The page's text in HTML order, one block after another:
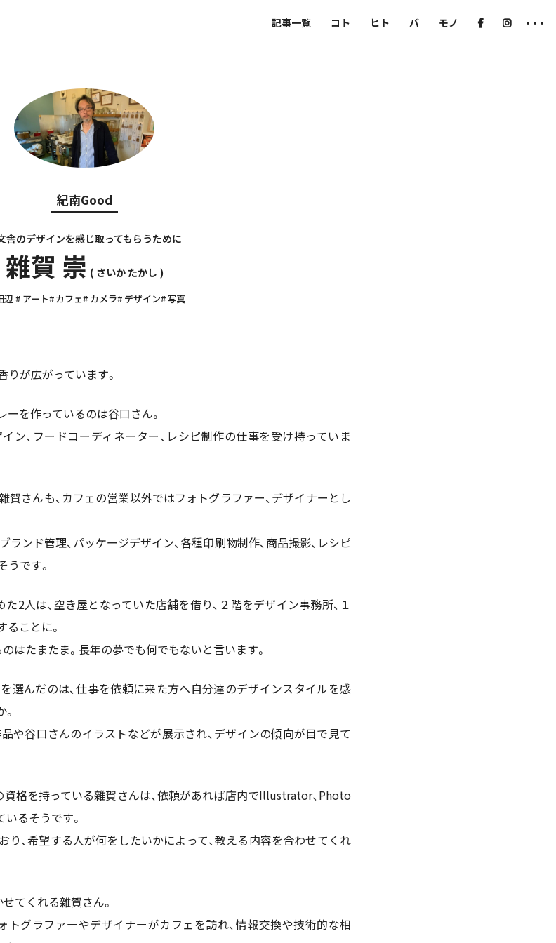
記事一覧 コト ヒト バ モノ
紀南Good
舎のデザインを感じ取ってもらうために
雜賀 崇 さいか たかし
辺 アート カフェ カメラ デザイン 写真
が広がっています。
を作っているのは谷口さん。
ン、フードコーディネーター、レシピ制作の仕事を受け持っていま
さんも、カフェの営業以外ではフォトグラファー、デザイナーとし
ンド管理、パッケージデザイン、各種印刷物制作、商品撮影、レシピ
です。
2人は、空き屋となっていた店舗を借り、２階をデザイン事務所、１
ことに。
はたまたま。長年の夢でも何でもないと言います。
選んだのは、仕事を依頼に来た方へ自分達のデザインスタイルを感
や谷口さんのイラストなどが展示され、デザインの傾向が目で見て
資格を持っている雜賀さんは、依頼があれば店内でIllustrator、Photo
るそうです。
、希望する人が何をしたいかによって、教える内容を合わせてくれ
てくれる雜賀さん。
トグラファーやデザイナーがカフェを訪れ、情報交換や技術的な相